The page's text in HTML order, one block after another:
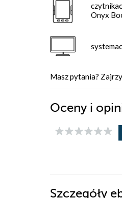
Onyx
Masz pytania?
Oceny i
Szczegóły